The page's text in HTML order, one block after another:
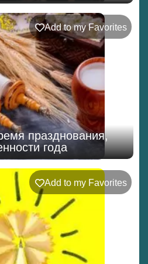
Add to my Favorites
празднования,
года
Add to my Favorites